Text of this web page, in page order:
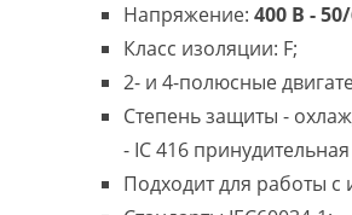
Напряжение: 400 В -
Класс изоляции: F;
2- и 4-полюсные
Степень защиты -
- IC 416
Подходит для работы с